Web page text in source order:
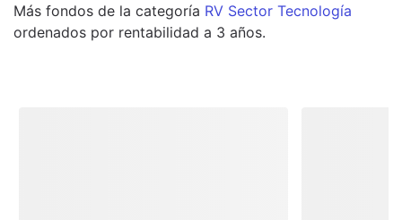
Más fondos de la categoría RV Sector Tecnología
ordenados por rentabilidad a 3 años.